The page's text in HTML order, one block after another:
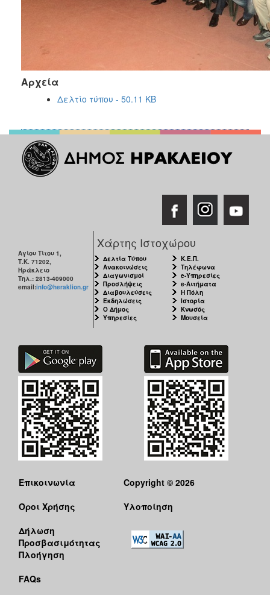
Αρχεία
Δελτίο τύπου - 50.11 KB
Αγίου Τίτου 1,
Τ.Κ. 71202,
Ηράκλειο
Τηλ.: 2813-409000
email:info@heraklion.gr
Χάρτης Ιστοχώρου
Δελτία Τύπου
Ανακοινώσεις
Διαγωνισμοί
Προσλήψεις
Διαβουλεύσεις
Εκδηλώσεις
Ο Δήμος
Υπηρεσίες
Κ.Ε.Π.
Τηλέφωνα
e-Υπηρεσίες
e-Αιτήματα
Η Πόλη
Ιστορία
Κνωσός
Μουσεία
Επικοινωνία
Όροι Χρήσης
Δήλωση
Προσβασιμότητας
Πλοήγηση
FAQs
Copyright © 2026
Υλοποίηση